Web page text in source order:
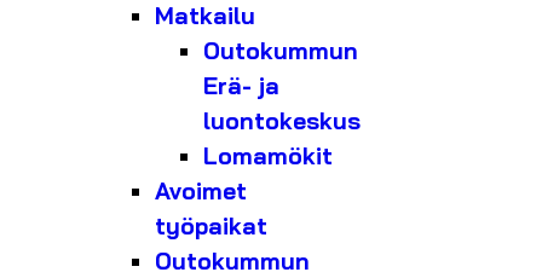
Matkailu
Outokummun
Erä- ja
luontokeskus
Lomamökit
Avoimet
työpaikat
Outokummun